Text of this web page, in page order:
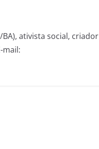
ativista social, criador
mail: